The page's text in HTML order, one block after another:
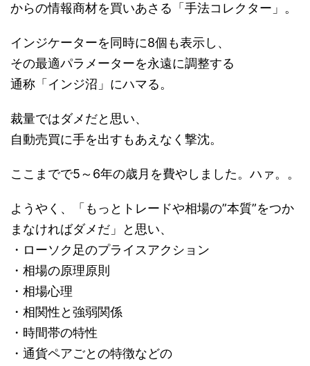
からの情報商材を買いあさる「手法コレクター」。
インジケーターを同時に8個も表示し、
その最適パラメーターを永遠に調整する
通称「インジ沼」にハマる。
裁量ではダメだと思い、
自動売買に手を出すもあえなく撃沈。
ここまでで5～6年の歳月を費やしました。ハァ。。
ようやく、「もっとトレードや相場の”本質”をつか
まなければダメだ」と思い、
・ローソク足のプライスアクション
・相場の原理原則
・相場心理
・相関性と強弱関係
・時間帯の特性
・通貨ペアごとの特徴などの